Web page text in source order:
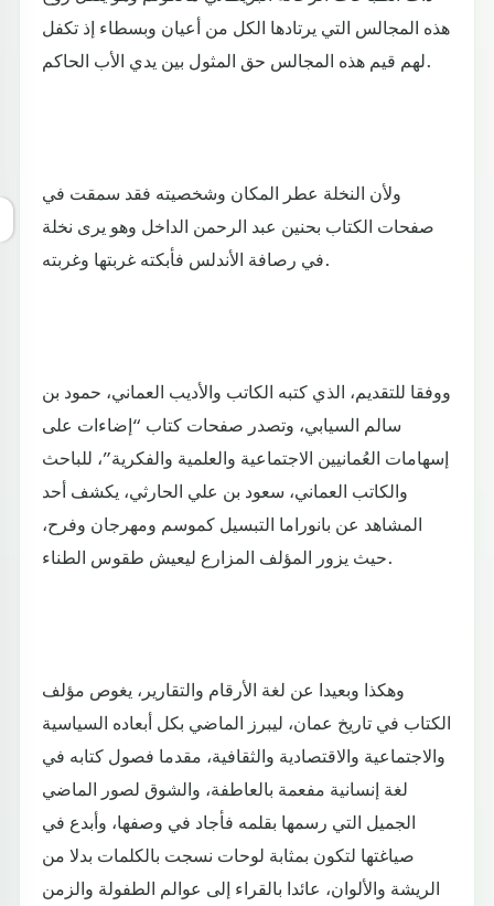
هذه المجالس التي يرتادها الكل من أعيان وبسطاء إذ تكفل
لهم قيم هذه المجالس حق المثول بين يدي الأب الحاكم.
ولأن النخلة عطر المكان وشخصيته فقد سمقت في
صفحات الكتاب بحنين عبد الرحمن الداخل وهو يرى نخلة
في رصافة الأندلس فأبكته غربتها وغربته.
ووفقا للتقديم، الذي كتبه الكاتب والأديب العماني، حمود بن
سالم السيابي، وتصدر صفحات كتاب “إضاءات على
إسهامات العُمانيين الاجتماعية والعلمية والفكرية”، للباحث
والكاتب العماني، سعود بن علي الحارثي، يكشف أحد
المشاهد عن بانوراما التبسيل كموسم ومهرجان وفرح،
حيث يزور المؤلف المزارع ليعيش طقوس الطناء.
وهكذا وبعيدا عن لغة الأرقام والتقارير، يغوص مؤلف
الكتاب في تاريخ عمان، ليبرز الماضي بكل أبعاده السياسية
والاجتماعية والاقتصادية والثقافية، مقدما فصول كتابه في
لغة إنسانية مفعمة بالعاطفة، والشوق لصور الماضي
الجميل التي رسمها بقلمه فأجاد في وصفها، وأبدع في
صياغتها لتكون بمثابة لوحات نسجت بالكلمات بدلا من
الريشة والألوان، عائدا بالقراء إلى عوالم الطفولة والزمن